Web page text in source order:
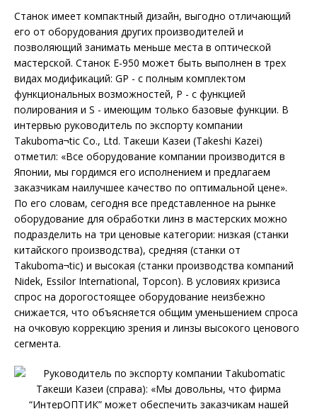
Станок имеет компактный дизайн, выгодно отличающий
его от оборудования других производителей и
позволяющий занимать меньше места в оптической
мастерской. Станок E-950 может быть выполнен в трех
видах модификаций: GP - с полным комплектом
функциональных возможностей, P - с функцией
полирования и S - имеющим только базовые функции. В
интервью руководитель по экспорту компании
Takuboma¬tic Co., Ltd. Такеши Казеи (Takeshi Kazei)
отметил: «Все оборудование компании производится в
Японии, мы гордимся его исполнением и предлагаем
заказчикам наилучшее качество по оптимальной цене».
По его словам, сегодня все представленное на рынке
оборудование для обработки линз в мастерских можно
подразделить на три ценовые категории: низкая (станки
китайского производства), средняя (станки от
Takuboma¬tic) и высокая (станки производства компаний
Nidek, Essilor International, Topcon). В условиях кризиса
спрос на дорогостоящее оборудование неизбежно
снижается, что объясняется общим уменьшением спроса
на очковую коррекцию зрения и линзы высокого ценового
сегмента.